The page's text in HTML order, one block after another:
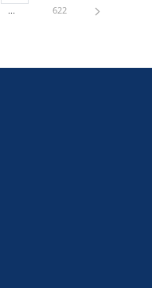
TAB para desplazarse.
Página
622